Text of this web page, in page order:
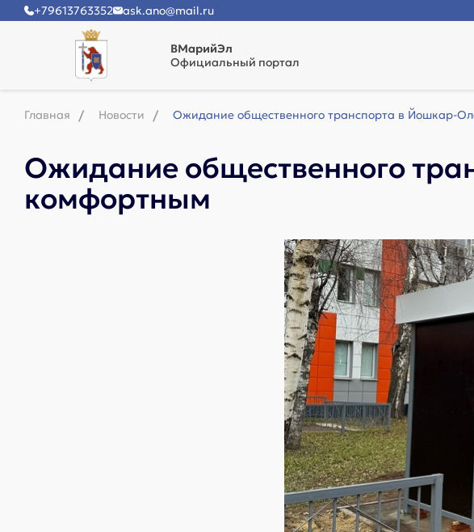
+79613763352 ask.ano@mail.ru
ВМарийЭл
Официальный портал
Главная Новости Ожидание общественного транспорта в Йошкар-
Ожидание общественного
комфортным